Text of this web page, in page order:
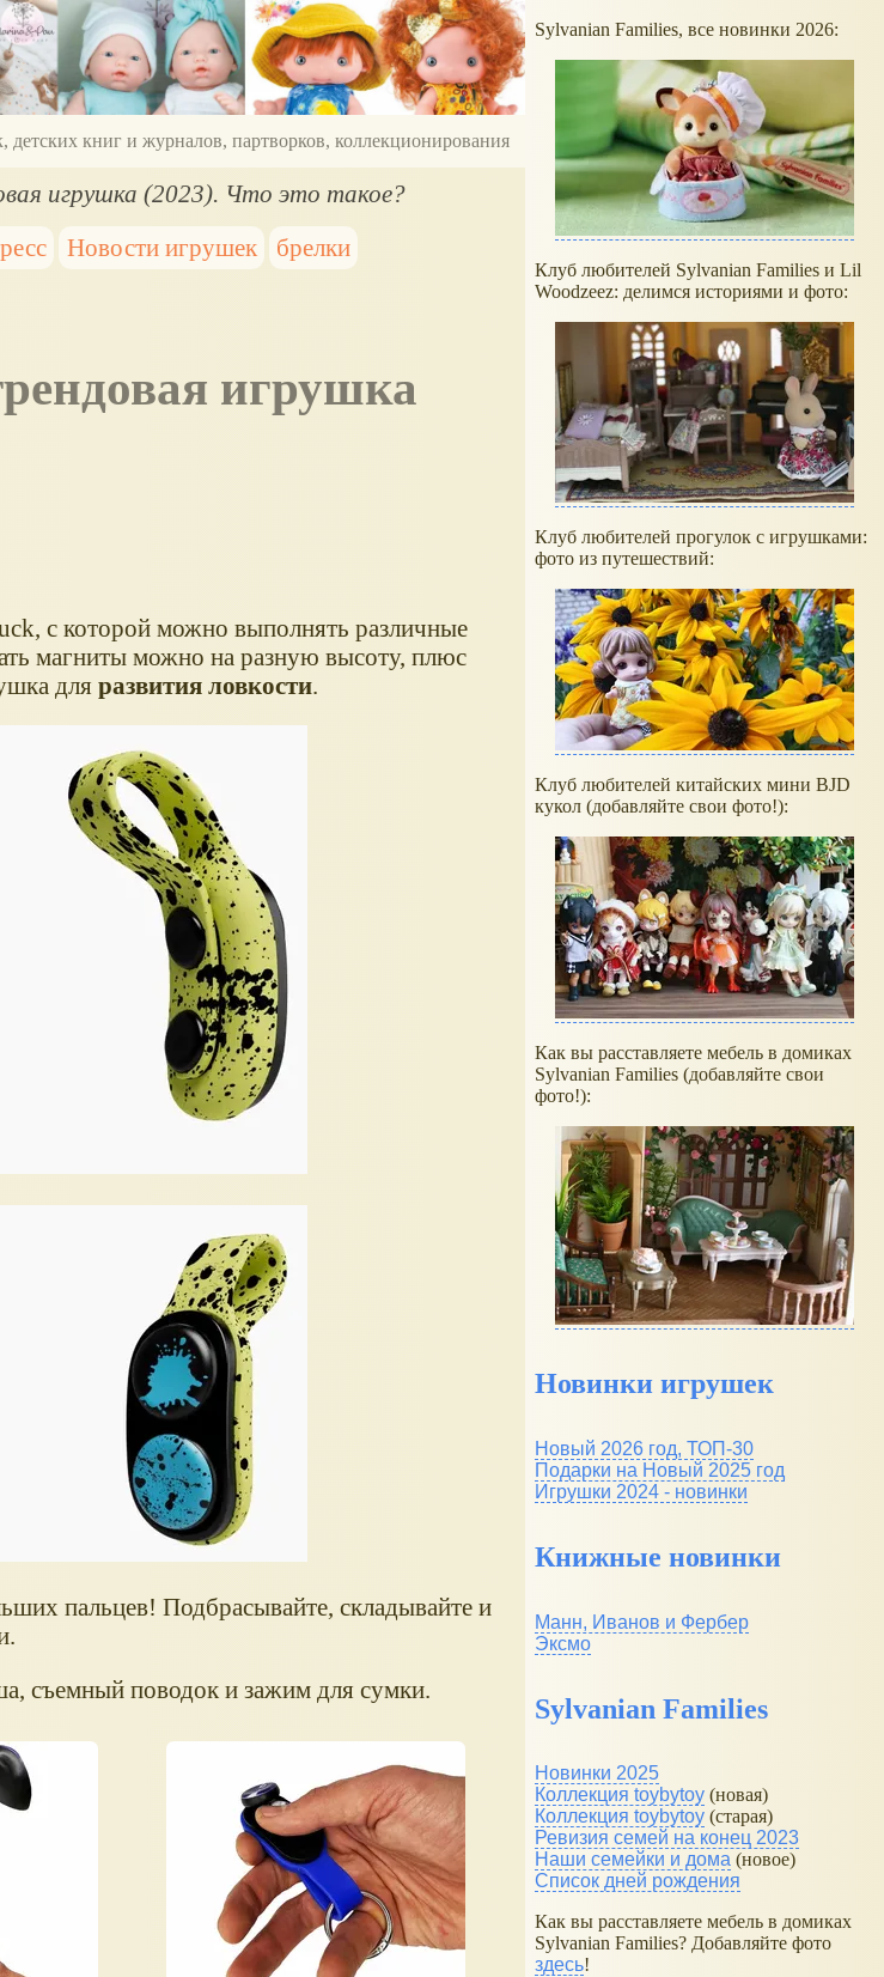
книг и журналов, партворков, коллекционирования
игрушка (2023). Что это такое?
Новости игрушек брелки
с которой можно выполнять различные
магниты можно на разную высоту, плюс
для развития ловкости.
пальцев! Подбрасывайте, складывайте и
съемный поводок и зажим для сумки.
Sylvanian Families, все новинки 2026:
Клуб любителей Sylvanian Families и Lil
Woodzeez: делимся историями и фото:
Клуб любителей прогулок с игрушками:
фото из путешествий:
Клуб любителей китайских мини BJD
кукол (добавляйте свои фото!):
Как вы расставляете мебель в домиках
Sylvanian Families (добавляйте свои
фото!):
Новинки игрушек
Новый 2026 год, ТОП-30
Подарки на Новый 2025 год
Игрушки 2024 - новинки
Книжные новинки
Манн, Иванов и Фербер
Эксмо
Sylvanian Families
Новинки 2025
Коллекция toybytoy (новая)
Коллекция toybytoy (старая)
Ревизия семей на конец 2023
Наши семейки и дома (новое)
Список дней рождения
Как вы расставляете мебель в домиках
Sylvanian Families? Добавляйте фото
здесь!